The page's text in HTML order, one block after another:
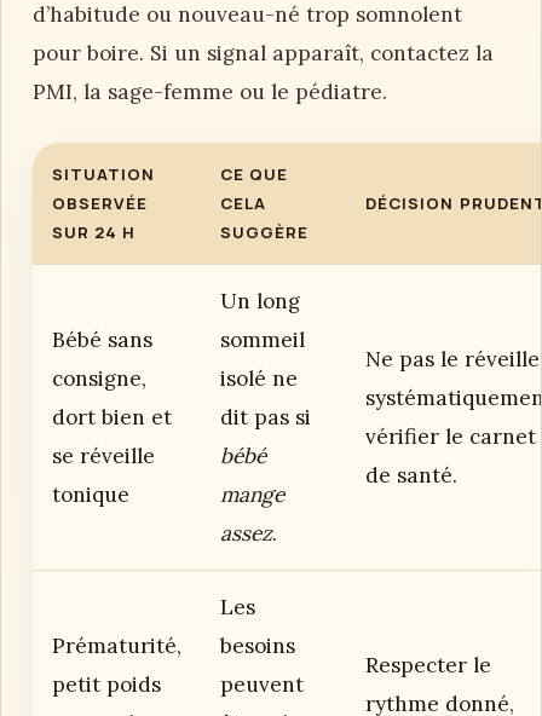
d’habitude ou nouveau-né trop somnolent
pour boire. Si un signal apparaît, contactez la
PMI, la sage-femme ou le pédiatre.
SITUATION
OBSERVÉE
SUR 24 H
CE QUE
CELA
SUGGÈRE
DÉCISION
Bébé sans
consigne,
dort bien et
se réveille
tonique
Un long
sommeil
isolé ne
dit pas si
bébé
mange
assez.
Ne pas le
vérifier le carnet
de santé.
Prématurité,
petit poids
Les
besoins
peuvent
Respecter le
rythme donné,